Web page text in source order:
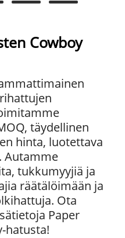
Cowboy
täydellinen
hinta, luotettava
Autamme
tukkumyyjiä ja
räätälöimään ja
Ota
Paper
hatusta!